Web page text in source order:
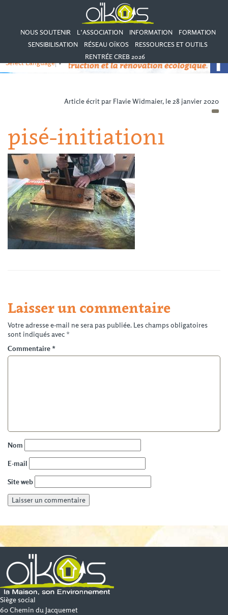
NOUS SOUTENIR L’ASSOCIATION INFORMATION
FORMATION
SENSIBILISATION
RÉSEAU OÏKOS
RESSOURCES ET OUTILS
RENTRÉE CREB 2026
Select Language▼
Article écrit par Flavie Widmaier, le 28 janvier 2020
pisé-initiation1
Laisser un commentaire
Votre adresse e-mail ne sera pas publiée. Les champs obligatoires
sont indiqués avec *
Commentaire *
Nom
E-mail
Site web
Siège social
60 Chemin du Jacquemet